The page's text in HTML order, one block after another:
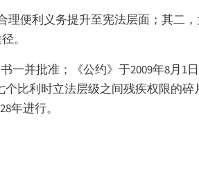
便利义务提升至宪法层面；其二
。
一并批准；《公约》于2009年8月1
比利时立法层级之间残疾权限的
年进行。